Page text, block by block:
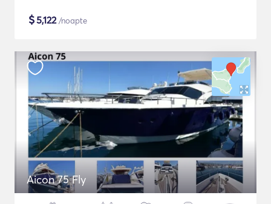
$5,122/noapte
Aicon 75 Fly